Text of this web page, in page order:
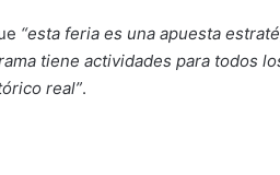
“esta feria es una apuesta
tiene actividades para todos
real”.